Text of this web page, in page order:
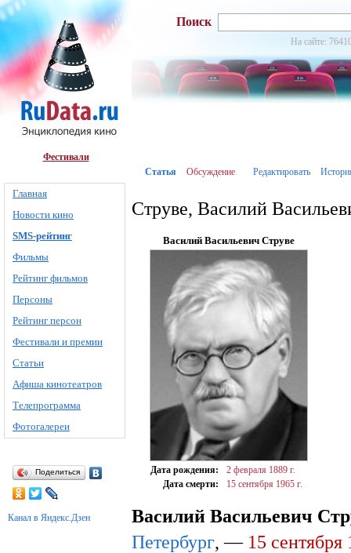
Фестивали
Главная
Новости кино
SMS-рейтинг
Фильмы
Рейтинг фильмов
Персоны
Рейтинг персон
Фестивали и премии
Статьи
Афиша кинотеатров
Телепрограмма
Фотогалереи
Поделиться
Канал в Яндекс.Дзен
Поиск
На сайте:
Статья Обсуждение Редактировать
Струве, Василий
Василий Васильевич Струве
Дата рождения: 2 февраля 1889 г.
Дата смерти:
15 сентября 1965 г.
Василий Васильевич
Петербург, — 15 сентября